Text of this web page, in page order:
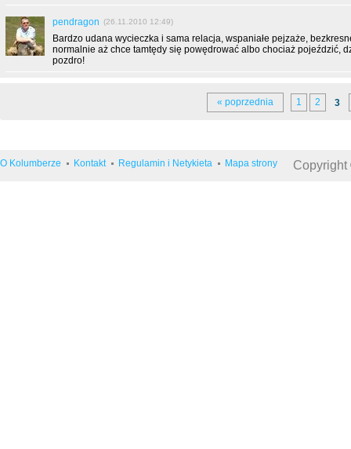
pendragon (26.11.2010 12:49)
Bardzo udana wycieczka i sama relacja, wspaniałe pejzaże,
normalnie aż chce tamtędy się powędrować albo chociaż pojeździć,
pozdro!
« poprzednia 1 2 3
O Kolumberze Kontakt Regulamin i Netykieta Mapa strony